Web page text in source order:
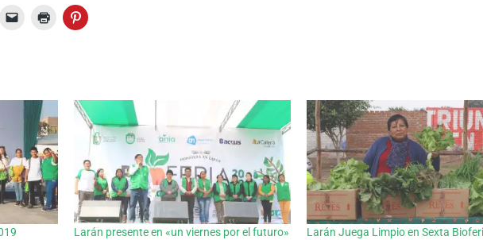
Larán presente en «un viernes por el futuro»
Larán Juega Limpio en Sexta